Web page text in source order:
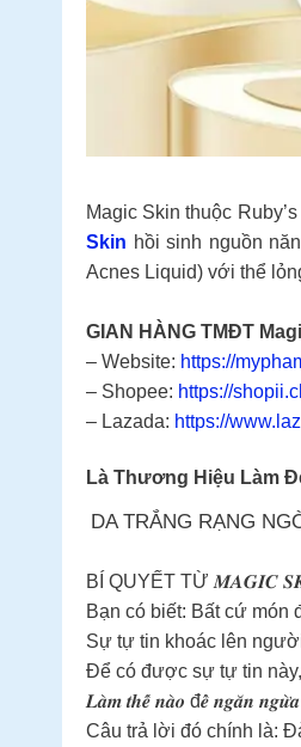
Magic Skin thuộc
Skin hồi sinh nguồn
Acnes Liquid) với thể
GIAN HÀNG TMĐT
– Website: https://
– Shopee: https://
– Lazada: https://
Là Thương Hiệu Làm
DA TRẮNG RẠNG
BÍ QUYẾT TỪ 𝑴𝑨𝑮𝑰𝑪
Bạn có biết: Bất cứ món
Sự tự tin khoác lên
Để có được sự tự tin
𝑳𝒂̀𝒎 𝒕𝒉𝒆̂́ 𝒏𝒂̀𝒐 đ𝒆̂̉ 𝒏𝒈𝒂̆𝒏
Câu trả lời đó chính là: